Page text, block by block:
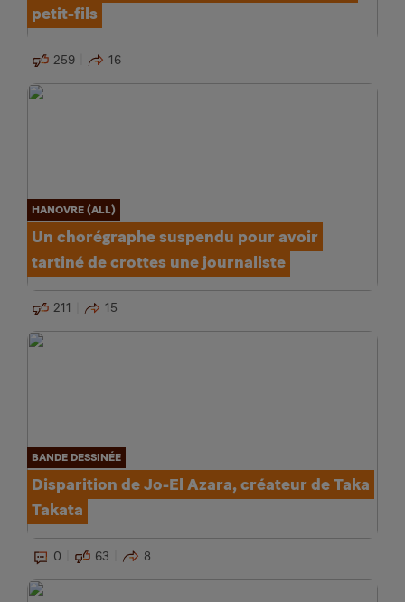
petit-fils
259 16
HANOVRE (ALL)
Un chorégraphe suspendu pour avoir
tartiné de crottes une journaliste
211 15
BANDE DESSINÉE
Disparition de Jo-El Azara, créateur de Taka
Takata
0 63 8